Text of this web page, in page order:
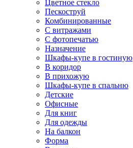
Цветное стекло
Пескоструй
Комбинированные
С витражами
С фотопечатью
Назначение
Шкафы-купе в гостиную
В коридор
В прихожую
Шкафы-купе в спальню
Детские
Офисные
Для книг
Для одежды
На балкон
Форма